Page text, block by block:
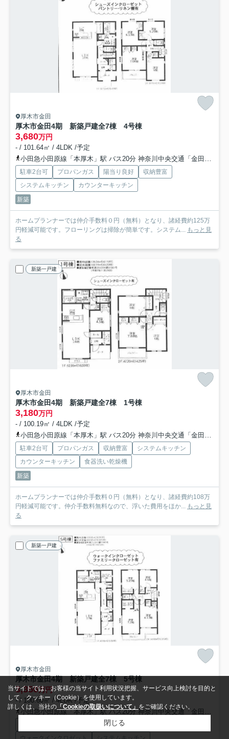
厚木市金田
厚木市金田4期 新築戸建全7棟 4号棟
3,680万円
- / 101.64㎡ / 4LDK /予定
小田急小田原線「本厚木」駅 バス20分 神奈川中央交通「金田（厚木市）」 停歩5分
駐車2台可 プロパンガス 陽当り良好
収納豊富
システムキッチン
カウンターキッチン
新築
ホームプランナーでは仲介手数料０円（無料）となり、諸経費約125万
円軽減可能です。フローリングは掃除が簡単です。システム...
もっと見
る
新築一戸建
厚木市金田
厚木市金田4期 新築戸建全7棟 1号棟
3,180万円
- / 100.19㎡ / 4LDK /予定
小田急小田原線「本厚木」駅 バス20分 神奈川中央交通「金田（厚木市）」 停歩5分
駐車2台可 プロパンガス 収納豊富
システムキッチン
カウンターキッチン
食器洗い乾燥機
新築
ホームプランナーでは仲介手数料０円（無料）となり、諸経費約108万
円軽減可能です。仲介手数料無料なので、浮いた費用をほか...
もっと見
る
新築一戸建
厚木市金田
厚木市金田4期 新築戸建全7棟 5号棟
3,350万円
- / 100.60㎡ / 4LDK /予定
小田急小田原線「本厚木」駅 バス20分 神奈川中央交通「金田（厚木市）」 停歩5分
陽当り良好
当サイトでは、お客様の当サイト利用状況把握、サービス向上検討を目的と
して、クッキー（Cookie）を使用しています。
詳しくは、当社の 「Cookieの取扱いについて」 をご確認ください。
閉じる